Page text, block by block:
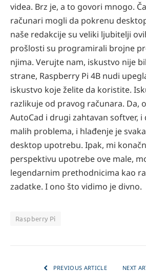
videa. Brz je, a to govori mnogo.
računari mogli da pokrenu
naše redakcije su veliki ljubitelji
prošlosti su programirali brojne
njima. Verujte nam, iskustvo nije
strane, Raspberry Pi 4B nudi
iskustvo koje želite da koristite.
razlikuje od pravog računara. Da,
AutoCad i drugi zahtavan softver, i
malih problema, i hlađenje je
desktop upotrebu. Ipak, mi
perspektivu upotrebe ove male,
legendarnim prethodnicima kao
zadatke. I ono što vidimo je divno.
Raspberry Pi
PREVIOUS ARTICLE NEXT